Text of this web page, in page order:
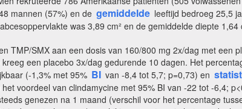
mannen (57%) en de gemiddelde leeftijd bedroeg 25,5
was 3,89 cm² en de gemiddelde diepte 1,64
TMP/SMX aan een dosis van 160/800 mg 2x/dag met een
een placebo 3x/dag gedurende 10 dagen. Het
(-1,3% met 95% BI van -8,4 tot 5,7; p=0,73) en
voordeel van clindamycine met 95% BI van -22 tot -6,4;
genezen na 1 maand (verschil voor het percentage